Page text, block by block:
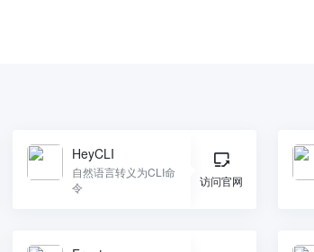
HeyCLI
自然语言转义为CLI命
令
访问官网